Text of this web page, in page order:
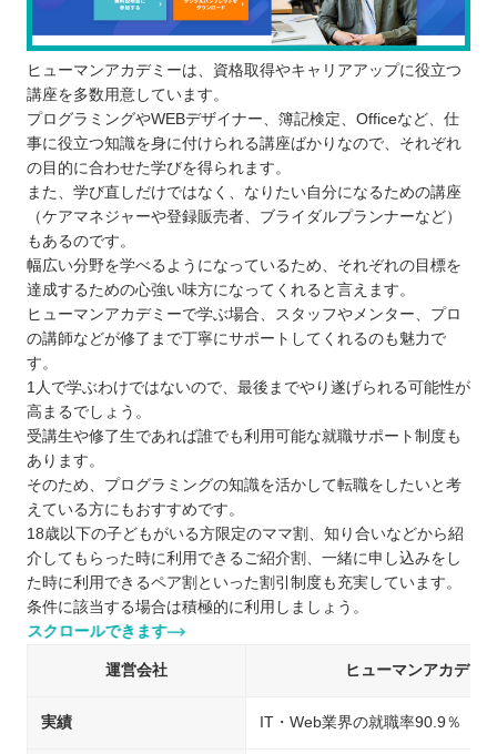
ヒューマンアカデミーは、資格取得やキャリアアップに役立つ
講座を多数用意しています。
プログラミングやWEBデザイナー、簿記検定、Officeなど、仕
事に役立つ知識を身に付けられる講座ばかりなので、それぞれ
の目的に合わせた学びを得られます。
また、学び直しだけではなく、なりたい自分になるための講座
（ケアマネジャーや登録販売者、ブライダルプランナーなど）
もあるのです。
幅広い分野を学べるようになっているため、それぞれの目標を
達成するための心強い味方になってくれると言えます。
ヒューマンアカデミーで学ぶ場合、スタッフやメンター、プロ
の講師などが修了まで丁寧にサポートしてくれるのも魅力で
す。
1人で学ぶわけではないので、最後までやり遂げられる可能性が
高まるでしょう。
受講生や修了生であれば誰でも利用可能な就職サポート制度も
あります。
そのため、プログラミングの知識を活かして転職をしたいと考
えている方にもおすすめです。
18歳以下の子どもがいる方限定のママ割、知り合いなどから紹
介してもらった時に利用できるご紹介割、一緒に申し込みをし
た時に利用できるペア割といった割引制度も充実しています。
条件に該当する場合は積極的に利用しましょう。
スクロールできます
運営会社 ヒューマンアカデミ
実績 IT・Web業界の就職率90.9％